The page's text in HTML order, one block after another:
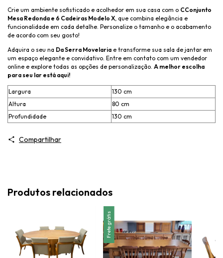
Crie um ambiente sofisticado e acolhedor em sua casa com o CConjunto
Mesa Redonda e 6 Cadeiras Modelo X , que combina elegância e
funcionalidade em cada detalhe. Personalize o tamanho e o acabamento
de acordo com seu gosto!
Adquira o seu na Da Serra Movelaria e transforme sua sala de jantar em
um espaço elegante e convidativo. Entre em contato com um vendedor
online e explore todas as opções de personalização. A melhor escolha
para seu lar está aqui!
Largura
130 cm
Altura
80 cm
Profundidade
130 cm
Compartilhar
Produtos relacionados
Frete grátis